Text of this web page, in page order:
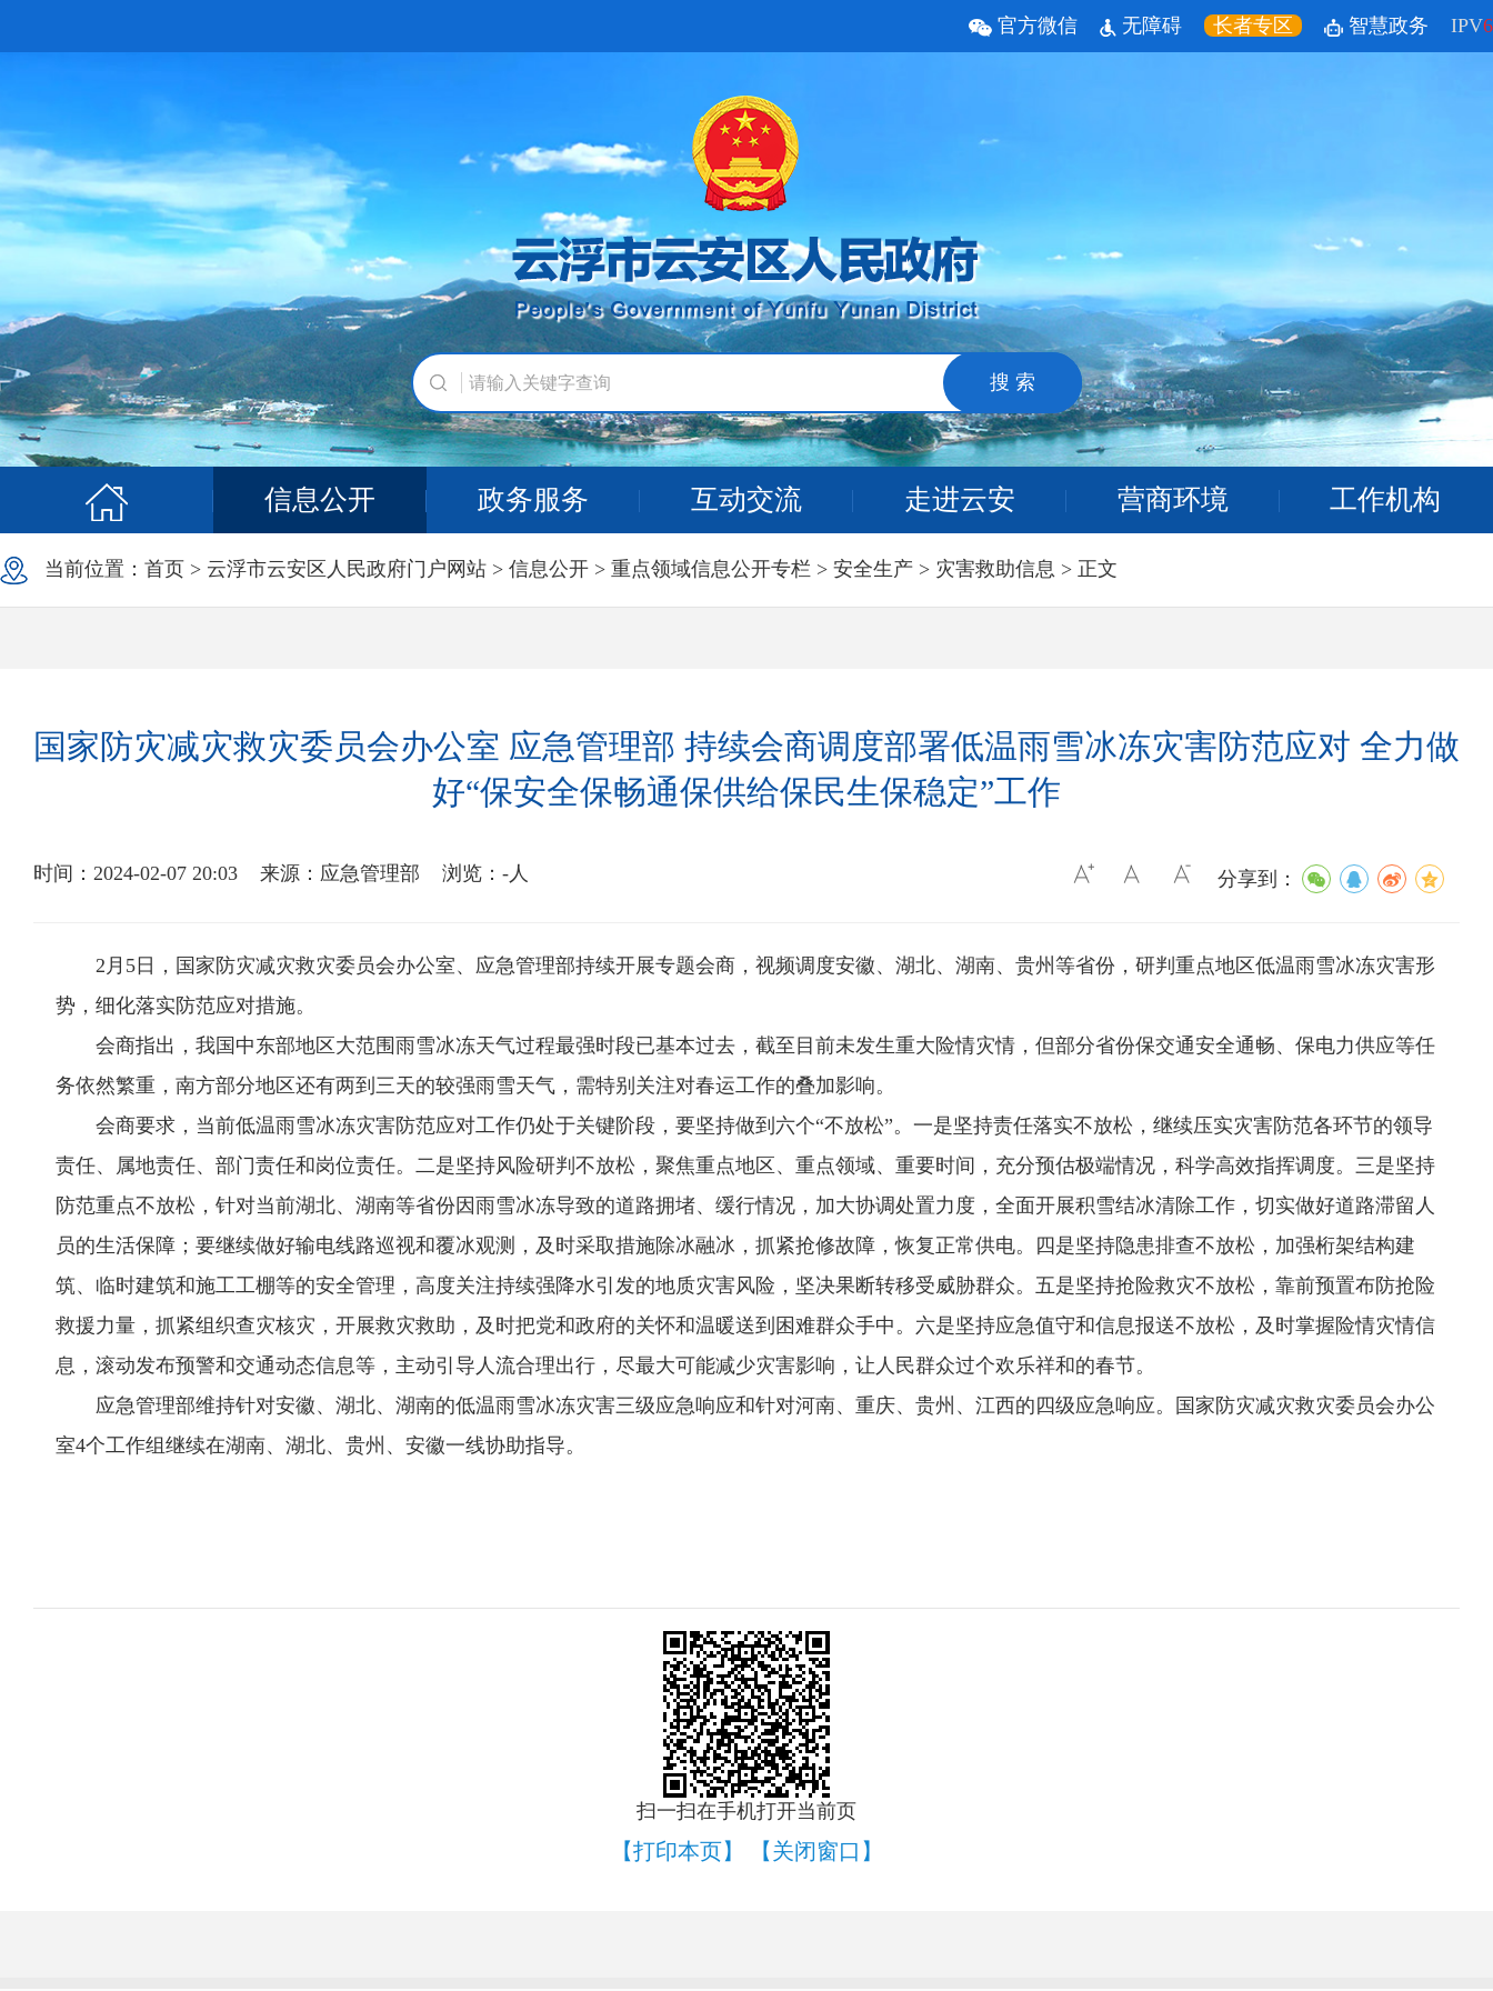
官方微信 无障碍 长者专区 智慧政务 IPV6
搜 索
信息公开 政务服务 互动交流 走进云安 营商环境 工作机构
当前位置： 首页 > 云浮市云安区人民政府门户网站 > 信息公开 > 重点领域信息公开专栏 > 安全生产 > 灾害救助信息 > 正文
国家防灾减灾救灾委员会办公室 应急管理部 持续会商调度部署低温雨雪冰冻灾害防范应对 全力做
好“保安全保畅通保供给保民生保稳定”工作
时间：2024-02-07 20:03 来源：应急管理部 浏览： -人 分享到：
2月5日，国家防灾减灾救灾委员会办公室、应急管理部持续开展专题会商，视频调度安徽、湖北、湖南、贵州等省份，研判重点地区低温雨雪冰冻灾害形
势，细化落实防范应对措施。
会商指出，我国中东部地区大范围雨雪冰冻天气过程最强时段已基本过去，截至目前未发生重大险情灾情，但部分省份保交通安全通畅、保电力供应等任
务依然繁重，南方部分地区还有两到三天的较强雨雪天气，需特别关注对春运工作的叠加影响。
会商要求，当前低温雨雪冰冻灾害防范应对工作仍处于关键阶段，要坚持做到六个“不放松”。一是坚持责任落实不放松，继续压实灾害防范各环节的领导
责任、属地责任、部门责任和岗位责任。二是坚持风险研判不放松，聚焦重点地区、重点领域、重要时间，充分预估极端情况，科学高效指挥调度。三是坚持
防范重点不放松，针对当前湖北、湖南等省份因雨雪冰冻导致的道路拥堵、缓行情况，加大协调处置力度，全面开展积雪结冰清除工作，切实做好道路滞留人
员的生活保障；要继续做好输电线路巡视和覆冰观测，及时采取措施除冰融冰，抓紧抢修故障，恢复正常供电。四是坚持隐患排查不放松，加强桁架结构建
筑、临时建筑和施工工棚等的安全管理，高度关注持续强降水引发的地质灾害风险，坚决果断转移受威胁群众。五是坚持抢险救灾不放松，靠前预置布防抢险
救援力量，抓紧组织查灾核灾，开展救灾救助，及时把党和政府的关怀和温暖送到困难群众手中。六是坚持应急值守和信息报送不放松，及时掌握险情灾情信
息，滚动发布预警和交通动态信息等，主动引导人流合理出行，尽最大可能减少灾害影响，让人民群众过个欢乐祥和的春节。
应急管理部维持针对安徽、湖北、湖南的低温雨雪冰冻灾害三级应急响应和针对河南、重庆、贵州、江西的四级应急响应。国家防灾减灾救灾委员会办公
室4个工作组继续在湖南、湖北、贵州、安徽一线协助指导。
扫一扫在手机打开当前页
【打印本页】 【关闭窗口】